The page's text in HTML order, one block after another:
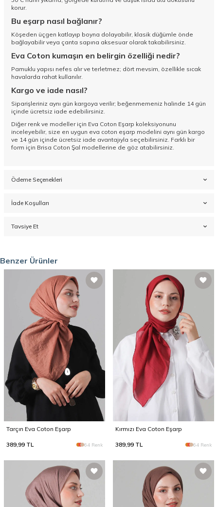
korur.
Bu eşarp nasıl bağlanır?
Köşeden üçgen katlayıp boyna dolayabilir, klasik düğümle önde
bağlayabilir veya çanta sapına aksesuar olarak takabilirsiniz.
Eva Coton kumaşın en belirgin özelliği nedir?
Pamuklu yapısı nefes alır ve terletmez; dört mevsim, özellikle sıcak
havalarda rahat kullanılır.
Kargo ve iade nasıl?
Siparişleriniz aynı gün kargoya verilir; beğenmemeniz halinde 14 gün
içinde ücretsiz iade edebilirsiniz.
Diğer renk ve modeller için Eva Coton Eşarp koleksiyonunu
inceleyebilir, size en uygun eva coton eşarp modelini aynı gün kargo
ve 14 gün içinde ücretsiz iade avantajıyla seçebilirsiniz. Farklı bir
form için Brisa Coton Şal modellerine de göz atabilirsiniz.
Ödeme Seçenekleri
İade Koşulları
Tavsiye Et
Benzer Ürünler
Tarçın Eva Coton Eşarp
389,99 TL 64 Renk
Kırmızı Eva Coton Eşarp
389,99 TL 64 Renk